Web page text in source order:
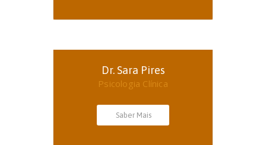
Dr. Sara Pires
Psicologia Clínica
Saber Mais